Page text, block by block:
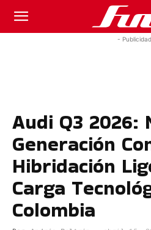
Fuel
Magazine
-
Audi Q3 2026:
Generación
Hibridación
Carga
Colombia